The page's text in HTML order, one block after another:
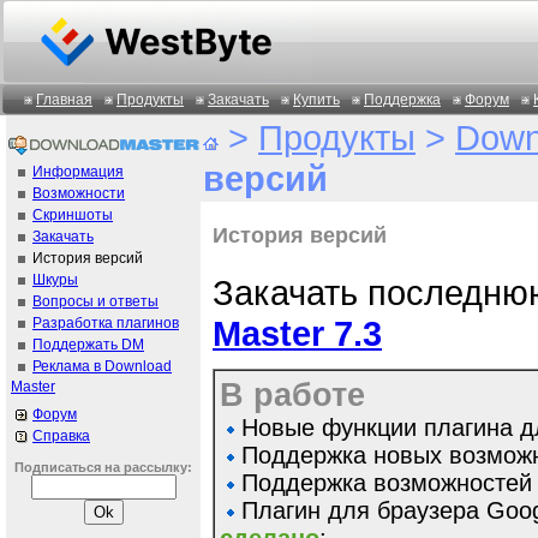
Главная Продукты Закачать Купить Поддержка Форум
Информация
Возможности
Скриншоты
Закачать
История версий
Шкуры
Вопросы и ответы
Разработка плагинов
Поддержать DM
Реклама в Download
Master
Форум
Справка
Подписаться на рассылку:
> Продукты >
версий
История версий
Закачать
Master 7.3
В работе
Новые функции плагина
Поддержка новых
Поддержка
Плагин для браузера